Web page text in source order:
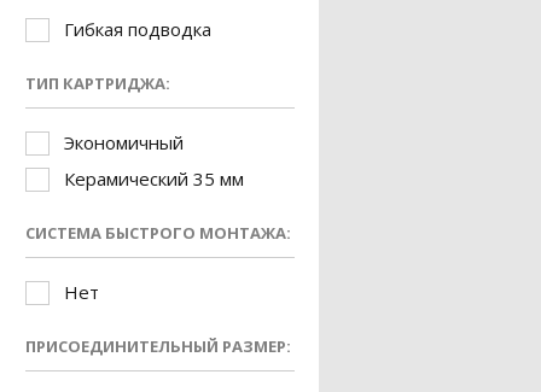
Гибкая подводка
ТИП КАРТРИДЖА:
Экономичный
Керамический 35 мм
СИСТЕМА БЫСТРОГО МОНТАЖА:
Нет
ПРИСОЕДИНИТЕЛЬНЫЙ РАЗМЕР: